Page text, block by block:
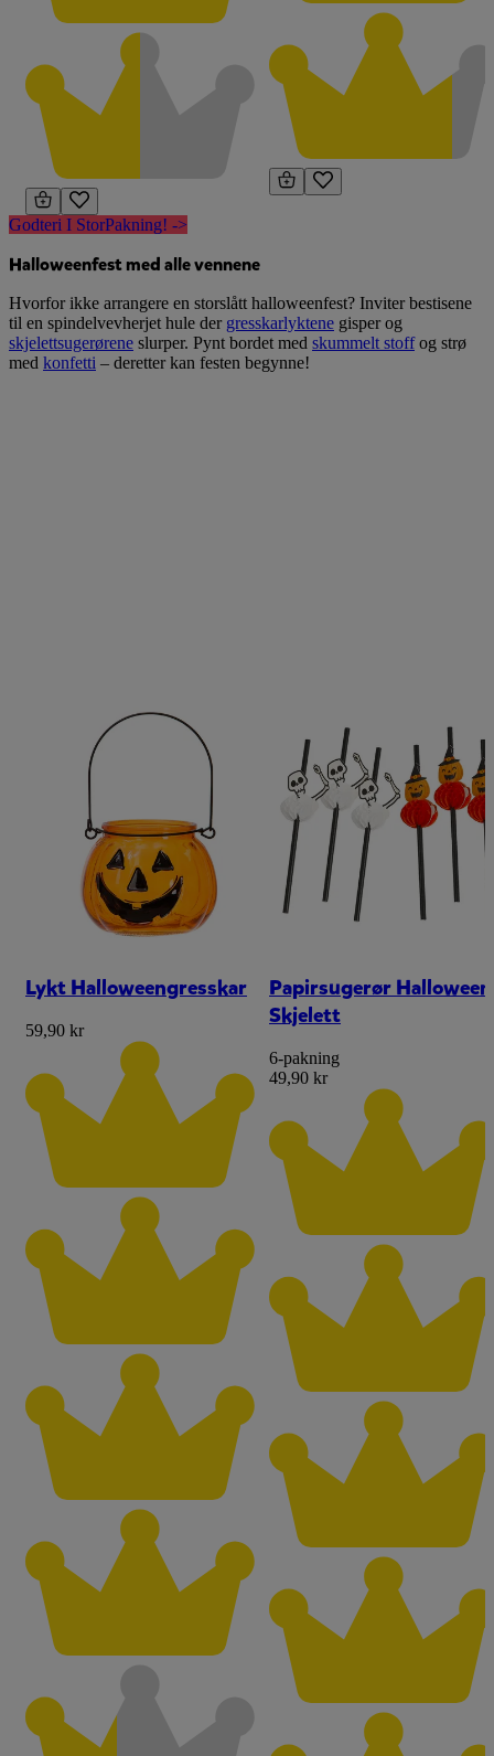
Godteri I StorPakning! ->
Halloweenfest med alle vennene
Hvorfor ikke arrangere en storslått halloweenfest? Inviter bestisene
til en spindelvevherjet hule der gresskarlyktene gisper og
skjelettsugerørene slurper. Pynt bordet med skummelt stoffog strø
med konfetti – deretter kan festen begynne!
Lykt Halloweengresskar
59,90 kr
Papirsugerør Halloween
Skjelett
6-pakning
49,90 kr